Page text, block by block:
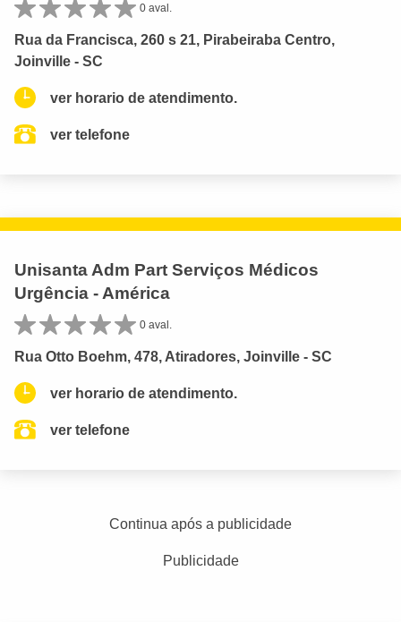
0 aval.
Rua da Francisca, 260 s 21, Pirabeiraba Centro,
Joinville - SC
ver horario de atendimento.
ver telefone
Unisanta Adm Part Serviços Médicos
Urgência - América
0 aval.
Rua Otto Boehm, 478, Atiradores, Joinville - SC
ver horario de atendimento.
ver telefone
Continua após a publicidade
Publicidade